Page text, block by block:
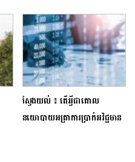
ប្រជាជនទូទាំងប្រទេស
ស្វែងយល់ ៖ តើអ្វីជាគោល
នយោបាយអត្រាការប្រាក់អវិជ្ជមាន